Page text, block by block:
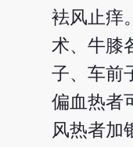
袪风止痒
术、牛膝
子、车前
偏血热者
风热者加